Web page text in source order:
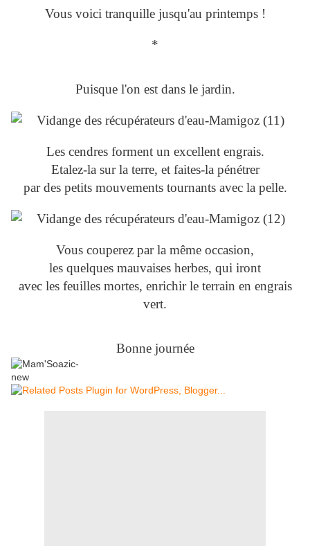
Vous voici tranquille jusqu'au printemps !
*
Puisque l'on est dans le jardin.
Les cendres forment un excellent engrais.
Etalez-la sur la terre, et faites-la pénétrer
par des petits mouvements tournants avec la pelle.
Vous couperez par la même occasion,
les quelques mauvaises herbes, qui iront
avec les feuilles mortes, enrichir le terrain en engrais
vert.
Bonne journée